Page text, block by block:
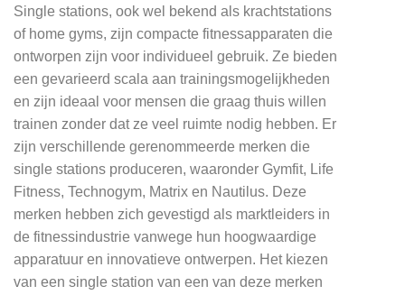
Single stations, ook wel bekend als krachtstations
of home gyms, zijn compacte fitnessapparaten die
ontworpen zijn voor individueel gebruik. Ze bieden
een gevarieerd scala aan trainingsmogelijkheden
en zijn ideaal voor mensen die graag thuis willen
trainen zonder dat ze veel ruimte nodig hebben. Er
zijn verschillende gerenommeerde merken die
single stations produceren, waaronder Gymfit, Life
Fitness, Technogym, Matrix en Nautilus. Deze
merken hebben zich gevestigd als marktleiders in
de fitnessindustrie vanwege hun hoogwaardige
apparatuur en innovatieve ontwerpen. Het kiezen
van een single station van een van deze merken